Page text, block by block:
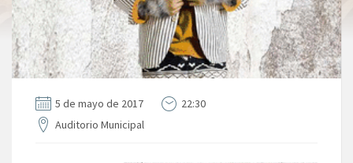
5 de mayo de 2017
22:30
Auditorio Municipal